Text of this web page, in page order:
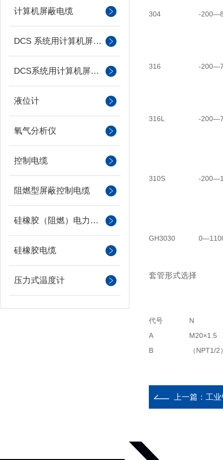
计算机屏蔽电缆
DCS 系统用计算机屏蔽电缆
DCS系统用计算机屏蔽电缆
液位计
氧气分析仪
控制电缆
阻燃型屏蔽控制电缆
硅橡胶（阻燃）电力电缆
硅橡胶电缆
压力式温度计
304 -
316 -
316L -
310S -
GH3030
套管形式选择
代号
N
A
M20×1.5
（NPT1/2
B
上一篇： 工